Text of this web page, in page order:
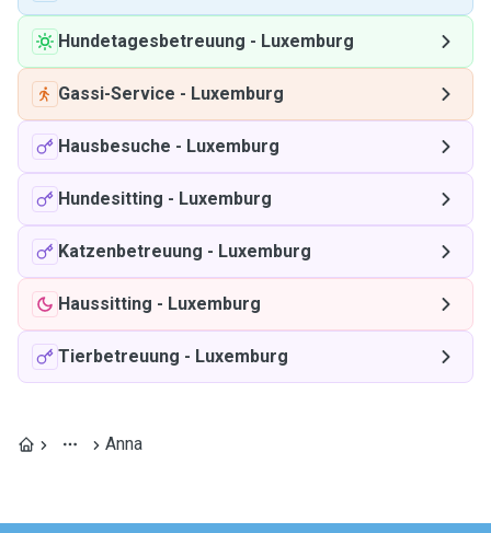
Hundetagesbetreuung - Luxemburg
Gassi-Service - Luxemburg
Hausbesuche - Luxemburg
Hundesitting - Luxemburg
Katzenbetreuung - Luxemburg
Haussitting - Luxemburg
Tierbetreuung - Luxemburg
Anna